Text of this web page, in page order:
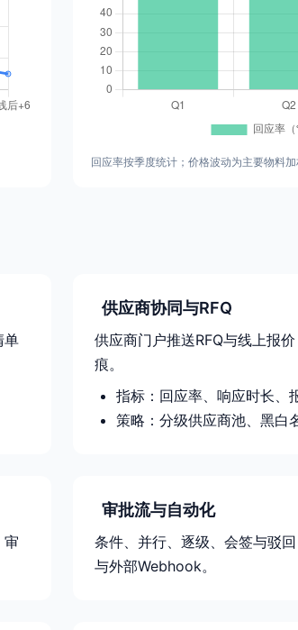
回应率按季度统计；价格波动为主要物料
单
供应商协同与RFQ
供应商门户推送RFQ与线上报
痕。
指标：回应率、响应时长、
策略：分级供应商池、黑白
审
审批流与自动化
条件、并行、逐级、会签与驳
与外部Webhook。